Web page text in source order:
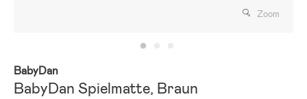
Zoom
BabyDan
BabyDan Spielmatte, Braun